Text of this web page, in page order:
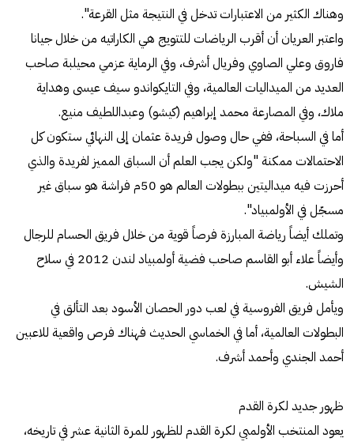
وهناك الكثير من الاعتبارات تدخل في النتيجة مثل القرعة".
واعتبر العريان أن أقرب الرياضات للتتويج هي الكاراتيه من خلال جيانا
فاروق وعلي الصاوي وفريال أشرف، وفي الرماية عزمي محيلبة صاحب
العديد من الميداليات العالمية، وفي التايكواندو سيف عيسى وهداية
ملاك، وفي المصارعة محمد إبراهيم (كيشو) وعبداللطيف منيع.
أما في السباحة، ففي حال وصول فريدة عثمان إلى النهائي ستكون كل
الاحتمالات ممكنة "ولكن يجب العلم أن السباق المميز لفريدة والذي
أحرزت فيه ميداليتين ببطولات العالم هو 50م فراشة هو سباق غير
مسجّل في الأولمبياد".
وتملك أيضاً رياضة المبارزة فرصاً قوية من خلال فريق الحسام للرجال
وأيضاً علاء أبو القاسم صاحب فضية أولمبياد لندن 2012 في سلاح
الشيش.
ويأمل فريق الفروسية في لعب دور الحصان الأسود بعد التألق في
البطولات العالمية، أما في الخماسي الحديث فهناك فرص واقعية للاعبين
أحمد الجندي وأحمد أشرف.
ظهور جديد لكرة القدم
يعود المنتخب الأولمبي لكرة القدم للظهور للمرة الثانية عشر في تاريخه،